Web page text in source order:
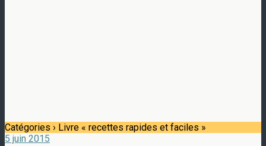
Catégories › Livre « recettes rapides et faciles »
5 juin 2015